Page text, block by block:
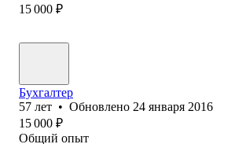
15 000 ₽
Бухгалтер
57 лет • Обновлено 24 января 2016
15 000 ₽
Общий опыт